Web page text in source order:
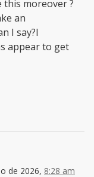
moreover ?
an
I say?I
appear to get
de 2026, 8:28 am